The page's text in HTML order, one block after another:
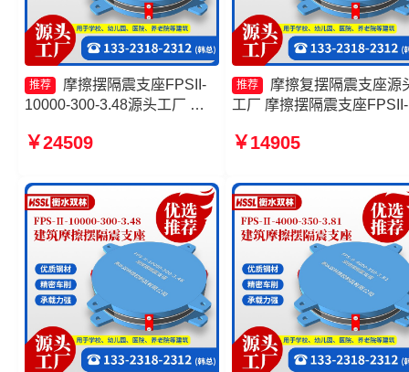
推荐
摩擦摆隔震支座FPSII-
10000-300-3.48源头工厂 摩
400-4.11 摩擦摆隔震支座
厂 摩擦摆隔震支座FPSII-
6000-300-3.48源头工厂
￥24509
推荐
摩擦复摆隔震支座源
工厂 摩擦摆隔震支座FPSII-
擦摆支座 摩擦摆隔震支座
￥14905